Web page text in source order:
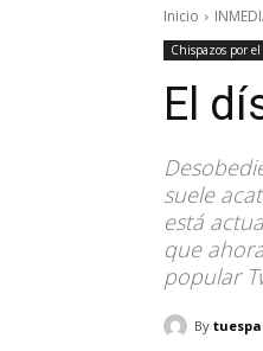
Inicio
Chispazos por
El
suele
está
que
popular
By